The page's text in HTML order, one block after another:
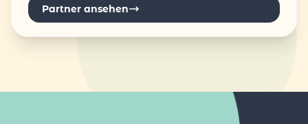
Partner ansehen